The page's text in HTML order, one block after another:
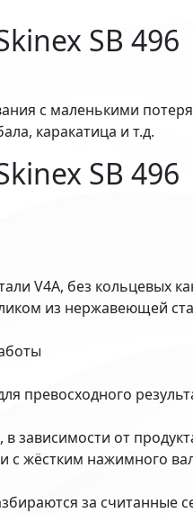
SB 496
с маленькими
каракатица и т.д.
SB 496
V4A, без кольцевых
из нержавеющей
превосходного
зависимости от
жёстким нажимного
за считанные